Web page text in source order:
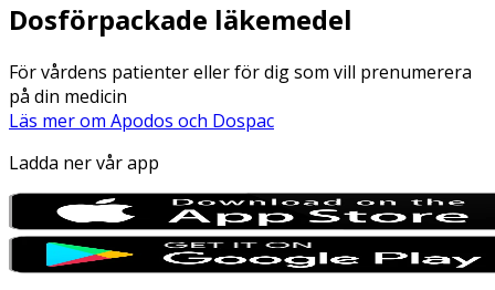
Dosförpackade läkemedel
För vårdens patienter eller för dig som vill prenumerera
på din medicin
Läs mer om Apodos och Dospac
Ladda ner vår app